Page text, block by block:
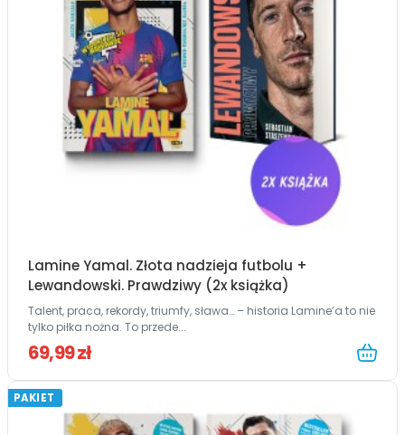
Lamine Yamal. Złota nadzieja futbolu +
Lewandowski. Prawdziwy (2x książka)
Talent, praca, rekordy, triumfy, sława… – historia Lamine’a to nie
tylko piłka nożna. To przede...
69,99 zł
PAKIET